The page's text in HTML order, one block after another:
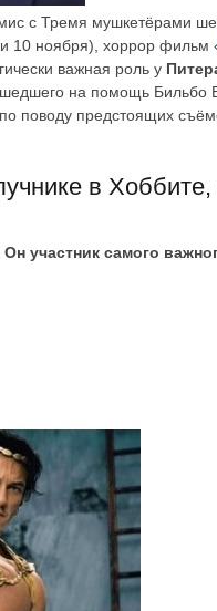
с Тремя мушкетёрами
10 ноября), хоррор фильм
важная роль у
на помощь Бильбо
поводу предстоящих
в Хоббите,
участник самого